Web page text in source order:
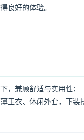
良好的体验。
，兼顾舒适与实用性：
卫衣、休闲外套，下